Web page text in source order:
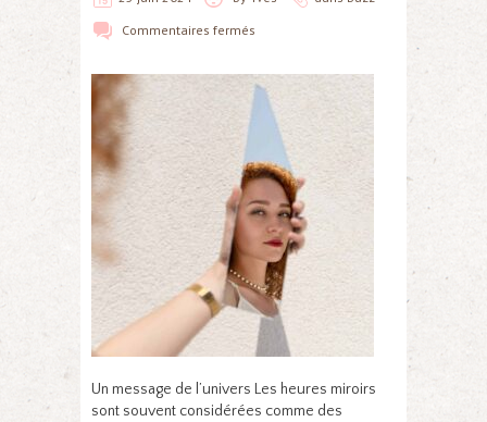
Commentaires fermés
Un message de l’univers Les heures miroirs
sont souvent considérées comme des